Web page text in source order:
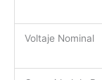
Voltaje Nominal